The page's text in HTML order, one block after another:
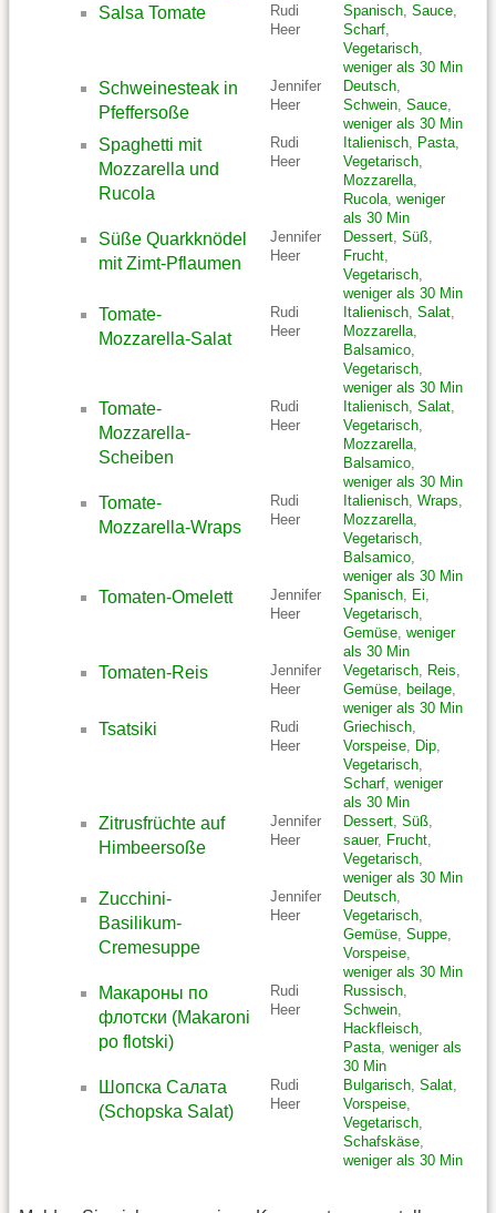
Salsa Tomate
Rudi
Heer
Spanisch Sauce
Scharf
Vegetarisch
weniger als 30 Min
Schweinesteak in
Pfeffersoße
Jennifer
Heer
Deutsch
Schwein Sauce
weniger als 30 Min
Spaghetti mit
Mozzarella und
Rucola
Rudi
Heer
Italienisch Pasta
Vegetarisch
Mozzarella
Rucola weniger
als 30 Min
Süße Quarkknödel
mit Zimt-Pflaumen
Jennifer
Heer
Dessert Süß
Frucht
Vegetarisch
weniger als 30 Min
Tomate-
Mozzarella-Salat
Rudi
Heer
Italienisch Salat
Mozzarella
Balsamico
Vegetarisch
weniger als 30 Min
Tomate-
Mozzarella-
Scheiben
Rudi
Heer
Italienisch Salat
Vegetarisch
Mozzarella
Balsamico
weniger als 30 Min
Tomate-
Mozzarella-Wraps
Rudi
Heer
Italienisch Wraps
Mozzarella
Vegetarisch
Balsamico
weniger als 30 Min
Tomaten-Omelett
Jennifer
Heer
Spanisch Ei
Vegetarisch
Gemüse weniger
als 30 Min
Tomaten-Reis
Jennifer
Heer
Vegetarisch Reis
Gemüse
beilage
weniger als 30 Min
Tsatsiki
Rudi
Heer
Griechisch
Vorspeise
Dip
Vegetarisch
Scharf weniger
als 30 Min
Zitrusfrüchte auf
Himbeersoße
Jennifer
Heer
Dessert Süß
sauer, Frucht
Vegetarisch
weniger als 30 Min
Zucchini-
Basilikum-
Cremesuppe
Jennifer
Heer
Deutsch
Vegetarisch
Gemüse Suppe
Vorspeise
weniger als 30 Min
Макароны по
флотски (Makaroni
po flotski)
Rudi
Heer
Russisch
Schwein
Hackfleisch
Pasta weniger als
30 Min
Шопска Салата
(Schopska Salat)
Rudi
Heer
Bulgarisch Salat
Vorspeise
Vegetarisch
Schafskäse
weniger als 30 Min